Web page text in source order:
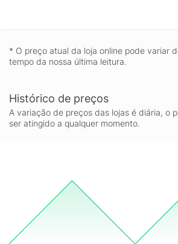
* O preço atual da loja online pode variar
tempo da nossa última leitura.
Histórico de preços
A variação de preços das lojas é diária, o
ser atingido a qualquer momento.